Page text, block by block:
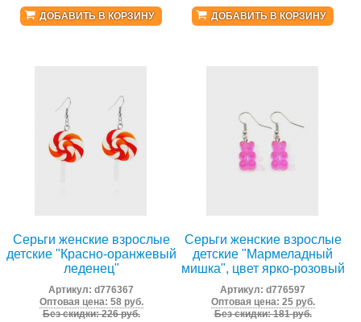
ДОБАВИТЬ В КОРЗИНУ ДОБАВИТЬ В КОРЗИНУ
Серьги женские взрослые
детские "Красно-оранжевый
леденец"
Артикул:d776367
Оптовая цена: 58 руб.
Без скидки: 226 руб.
Серьги женские взрослые
детские "Мармеладный
мишка", цвет ярко-розовый
Артикул:d776597
Оптовая цена: 25 руб.
Без скидки: 181 руб.